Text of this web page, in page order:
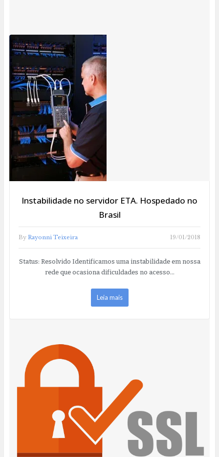
Instabilidade no servidor ETA. Hospedado no
Brasil
By Rayonni Teixeira 19/01/2018
Status: Resolvido Identificamos uma instabilidade em nossa
rede que ocasiona dificuldades no acesso…
Leia mais